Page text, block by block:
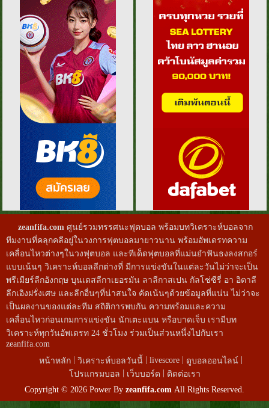
zeanfifa.com ศูนย์รวมทรรศนะฟุตบอล พร้อมบทวิเคราะห์บอลจาก
ทีมงานที่คลุกคลีอยู่ในวงการฟุตบอลมายาวนาน พร้อมอัพเดรทความ
เคลื่อนไหวต่างๆในวงฟุตบอล และทีเด็ดฟุตบอลที่แม่นยำฟันธงลงสกอร์
แบบเน้นๆ วิเคราะห์บอลลีกต่างที่ มีการแข่งขันในแต่ละวันไม่ว่าจะเป็น
พรีเมียร์ลีกอังกฤษ บุนเดสลีกาเยอรมัน ลาลีกาสเปน กัลโช่ซีรี่ อา อิตาลี
ลีกเอิงฝรั่งเศษ และลีกอื่นๆที่น่าสนใจ คัดเน้นๆด้วยข้อมูลที่แน่น ไม่ว่าจะ
เป็นผลงานของแต่ละทีม สถิติการพบกัน ความพร้อมและความ
เคลื่อนไหวก่อนเกมการแข่งขัน นักเตะแบน หรือบาดเจ็บ เรามีบท
วิเคราะห์ทุกวันอัพเดรท 24 ชั่วโมง ร่วมเป็นส่วนหนึ่งไปกับเรา
zeanfifa.com
หน้าหลัก
วิเคราะห์บอลวันนี้ livescore| ดูบอลออนไลน์
โปรแกรมบอล
เว็บบอร์ด
ติดต่อเรา
Copyright © 2026 Power By zeanfifa.com All Rights Reserved.